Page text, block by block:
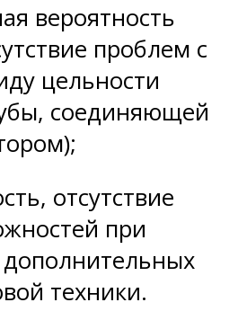
вероятность
проблем с
цельности
соединяющей
отсутствие
при
техники.